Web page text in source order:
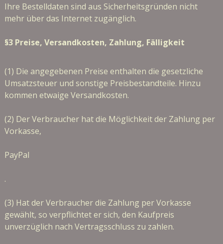
Ihre Bestelldaten sind aus Sicherheitsgründen nicht
mehr über das Internet zugänglich.
§3 Preise, Versandkosten, Zahlung, Fälligkeit
(1) Die angegebenen Preise enthalten die gesetzliche
Umsatzsteuer und sonstige Preisbestandteile. Hinzu
kommen etwaige Versandkosten.
(2) Der Verbraucher hat die Möglichkeit der Zahlung per
Vorkasse,
PayPal
.
(3) Hat der Verbraucher die Zahlung per Vorkasse
gewählt, so verpflichtet er sich, den Kaufpreis
unverzüglich nach Vertragsschluss zu zahlen.